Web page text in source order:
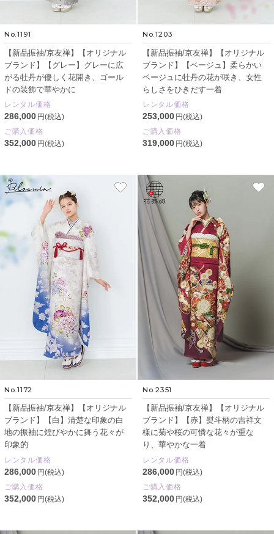
No.1191
【新品振袖/京友禅】【オリジナル
ブランド】【グレー】グレーに広
がる牡丹が優しく花開き、ゴール
ドの装飾で華やかに
レンタル価格
286,000 円(税込)
ご購入価格
352,000 円(税込)
No.1203
【新品振袖/京友禅】【オリジナル
ブランド】【ベージュ】柔らかい
ベージュに牡丹の花が咲き、女性
らしさをひきだす一着
レンタル価格
253,000 円(税込)
ご購入価格
319,000 円(税込)
No.1172
【新品振袖/京友禅】【オリジナル
ブランド】【白】清楚な印象の白
地の振袖に煌びやかに舞う花々が
印象的
レンタル価格
286,000 円(税込)
ご購入価格
352,000 円(税込)
No.2351
【新品振袖/京友禅】【オリジナル
ブランド】【赤】熨斗柄の吉祥文
様に菊や桜の可憐な花々が重な
り、華やかな一着
レンタル価格
286,000 円(税込)
ご購入価格
352,000 円(税込)